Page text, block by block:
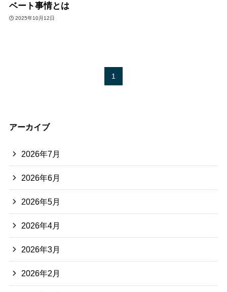
ベート事情とは
2025年10月12日
1
アーカイブ
2026年7月
2026年6月
2026年5月
2026年4月
2026年3月
2026年2月